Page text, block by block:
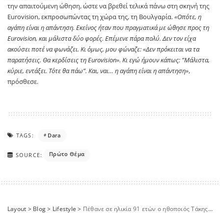
την απαιτούμενη ώθηση, ώστε να βρεθεί τελικά πάνω στη σκηνή της
Eurovision, εκπροσωπώντας τη χώρα της, τη Βουλγαρία.«Οπότε, η
αγάπη είναι η απάντηση. Εκείνος ήταν που πραγματικά με ώθησε προς τη
Eurovision, και μάλιστα δύο φορές. Επέμενε πάρα πολύ. Δεν τον είχα
ακούσει ποτέ να φωνάζει. Κι όμως, μου φώναζε: «Δεν πρόκειται να τα
παρατήσεις. Θα κερδίσεις τη Eurovision». Κι εγώ ήμουν κάπως: ”Μάλιστα,
κύριε, εντάξει. Τότε θα πάω”. Και, ναι… η αγάπη είναι η απάντηση»,
πρόσθεσε.
TAGS: Dara
SOURCE: Πρώτο Θέμα
Layout > Blog> Lifestyle > Πέθανε σε ηλικία 91 ετών ο ηθοποιός Τάκης Παναγόπουλος